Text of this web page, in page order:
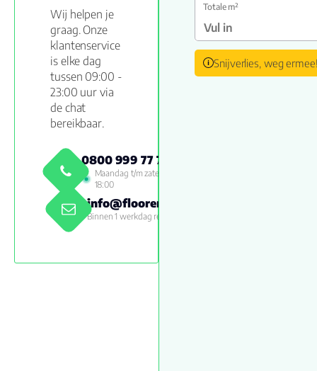
Wij helpen je
graag. Onze
klantenservice
is elke dag
tussen 09:00 -
23:00 uur via
de chat
bereikbaar.
0800 999 77 79
Maandag t/m zaterdag 09:00 -
18:00
info@floorenmore.nl
Binnen 1 werkdag reactie
Totale m²
Snijverlies, weg